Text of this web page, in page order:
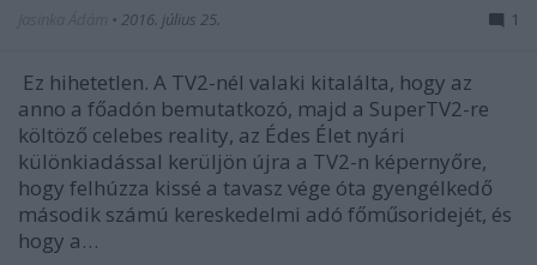
• 2016. július 25. 1
Ez hihetetlen. A TV2-nél valaki kitalálta, hogy az
anno a főadón bemutatkozó, majd a SuperTV2-re
költöző celebes reality, az Édes Élet nyári
különkiadással kerüljön újra a TV2-n képernyőre,
hogy felhúzza kissé a tavasz vége óta gyengélkedő
második számú kereskedelmi adó főműsoridejét, és
hogy a…